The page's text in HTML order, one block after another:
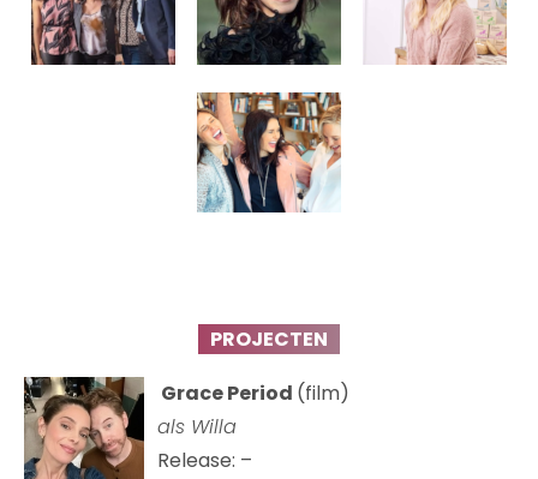
PROJECTEN
Grace Period (film)
als Willa
Release: –